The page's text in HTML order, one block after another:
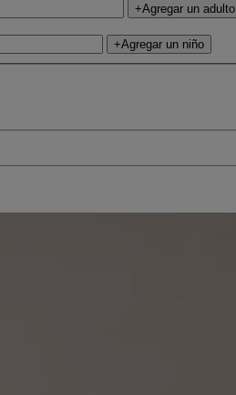
+Agregar un adulto
+Agregar un niño